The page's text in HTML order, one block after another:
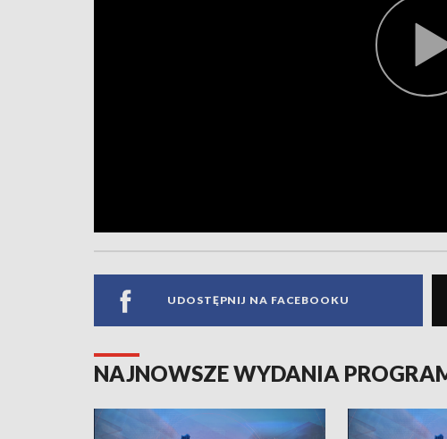
UDOSTĘPNIJ NA FACEBOOKU
NAJNOWSZE WYDANIA